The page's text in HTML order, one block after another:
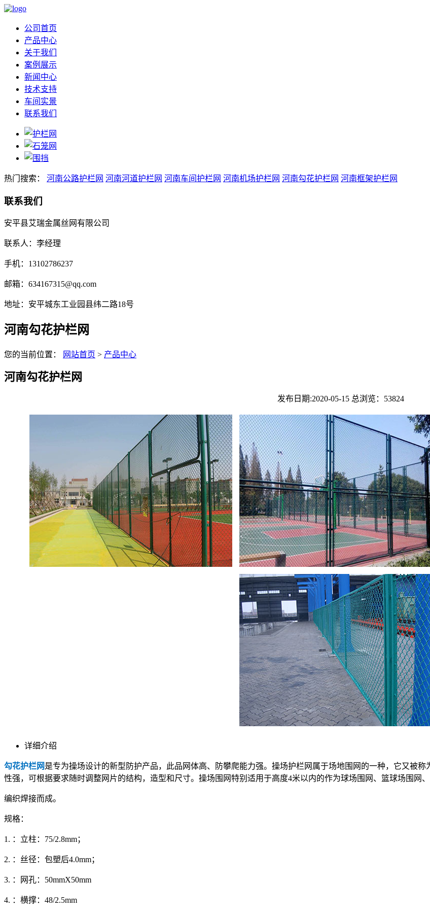
公司首页
产品中心
关于我们
案例展示
新闻中心
技术支持
车间实景
联系我们
热门搜索： 河南公路护栏网 河南河道护栏网 河南车间护栏网 河南机场护栏网 河南勾花护栏网 河南框架护栏网
联系我们
安平县艾瑞金属丝网有限公司
联系人：李经理
手机：13102786237
邮箱：634167315@qq.com
地址：安平城东工业园县纬二路18号
河南勾花护栏网
您的当前位置： 网站首页 > 产品中心
河南勾花护栏网
发布日期:2020-05-15 总浏览： 53824
详细介绍
勾花护栏网是专为操场设计的新型防护产品，此品网体高、防攀爬能力强。操场护栏网属于场地围网的一种，它又被
性强，可根据要求随时调整网片的结构，造型和尺寸。操场围网特别适用于高度4米以内的作为球场围网、篮球场围网
编织焊接而成。
规格：
1. ：立柱：75/2.8mm；
2. ：丝径：包塑后4.0mm；
3. ：网孔：50mmX50mm
4. ：横撑：48/2.5mm